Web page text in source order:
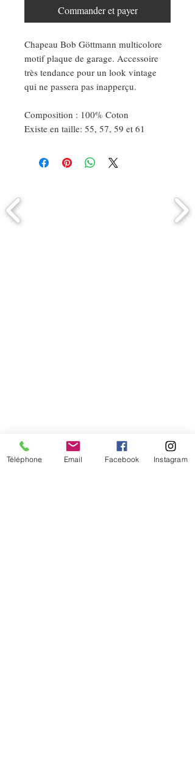
Commander et payer
Chapeau Bob Göttmann multicolore
motif plaque de garage. Accessoire
très tendance pour un look vintage
qui ne passera pas inapperçu.
Composition : 100% Coton
Existe en taille: 55, 57, 59 et 61
Téléphone Email Facebook Instagram